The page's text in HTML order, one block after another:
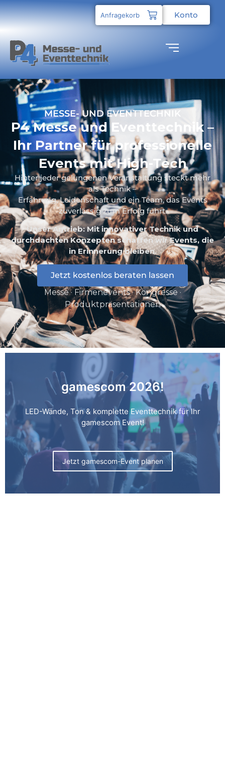
Konto
Anfragekorb
Messe · Firmenevents · Kongresse ·
Produktpräsentationen
MESSE- UND EVENTTECHNIK
P4 Messe und Eventtechnik –
Ihr Partner für professionelle
Events mit High-Tech
Hinter jeder gelungenen Veranstaltung steckt mehr
als Technik –
Erfahrung, Leidenschaft und ein Team, das Events
zuverlässig zum Erfolg führt.
Unser Antrieb: Mit innovativer Technik und
durchdachten Konzepten schaffen wir Events, die
in Erinnerung bleiben.
Jetzt kostenlos beraten lassen
gamescom 2026!
LED-Wände, Ton & komplette Eventtechnik für Ihr
gamescom Event!
Jetzt gamescom-Event planen